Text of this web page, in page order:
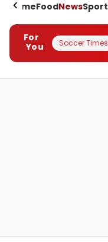
HomeFoodNewsSport
For
You
Soccer Times